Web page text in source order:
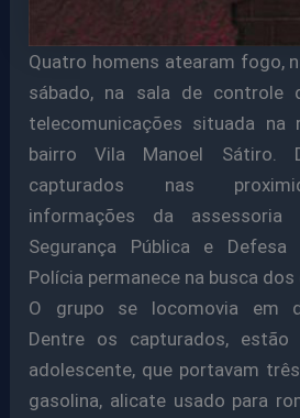
Quatro homens atearam fogo,
sábado, na sala de controle
telecomunicações situada na
bairro Vila Manoel Sátiro.
capturados nas
informações da
Segurança Pública e Defesa
Polícia permanece na busca
O grupo se locomovia em
Dentre os capturados,
adolescente, que portavam
gasolina, alicate usado para